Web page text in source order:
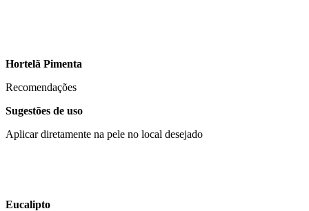
Hortelã Pimenta
Recomendações
Sugestões de uso
Aplicar diretamente na pele no local desejado
Eucalipto